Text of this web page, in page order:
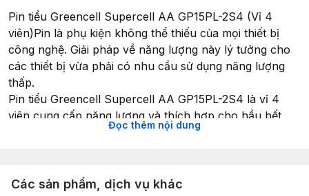
Pin tiểu Greencell Supercell AA GP15PL-2S4 (Vỉ 4
viên)Pin là phụ kiện không thể thiếu của mọi thiết bị
công nghệ. Giải pháp về năng lượng này lý tưởng cho
các thiết bị vừa phải có nhu cầu sử dụng năng lượng
thấp.
Pin tiểu Greencell Supercell AA GP15PL-2S4 là vỉ 4
viên cung cấp năng lượng và thích hợp cho hầu hết
mọi thiết bị chạy bằng pin thông thường cần nguồn
50.5*14.5mm với dung lượng và tuổi thọ pin lớn hơn
Đọc thêm nội dung
Các sản phẩm, dịch vụ khác